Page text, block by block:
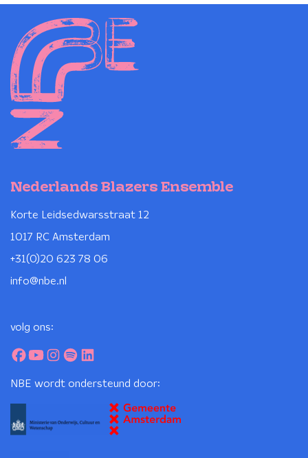
Nederlands Blazers Ensemble
Korte Leidsedwarsstraat 12
1017 RC Amsterdam
+31(0)20 623 78 06
info@nbe.nl
volg ons:
NBE wordt ondersteund door: